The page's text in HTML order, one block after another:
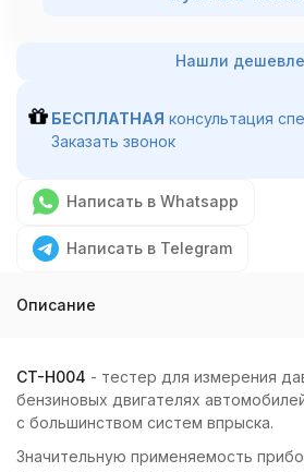
БЕСПЛАТНАЯ консультация
Заказать звонок
Написать в Whatsapp
Написать в Telegram
Описание
CT-H004 - тестер для измерения
бензиновых двигателях
с большинством систем впрыска.
Значительную применяемость